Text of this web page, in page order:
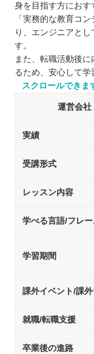
身を目指す方におす
「実務的な教育コ
り、エンジニアと
す。
また、転職活動後
るため、安心して学
スクロールできます
運営会社
実績
受講形式
レッスン内容
学べる言語/フレ
学習期間
課外イベント/課
就職/転職支援
卒業後の進路